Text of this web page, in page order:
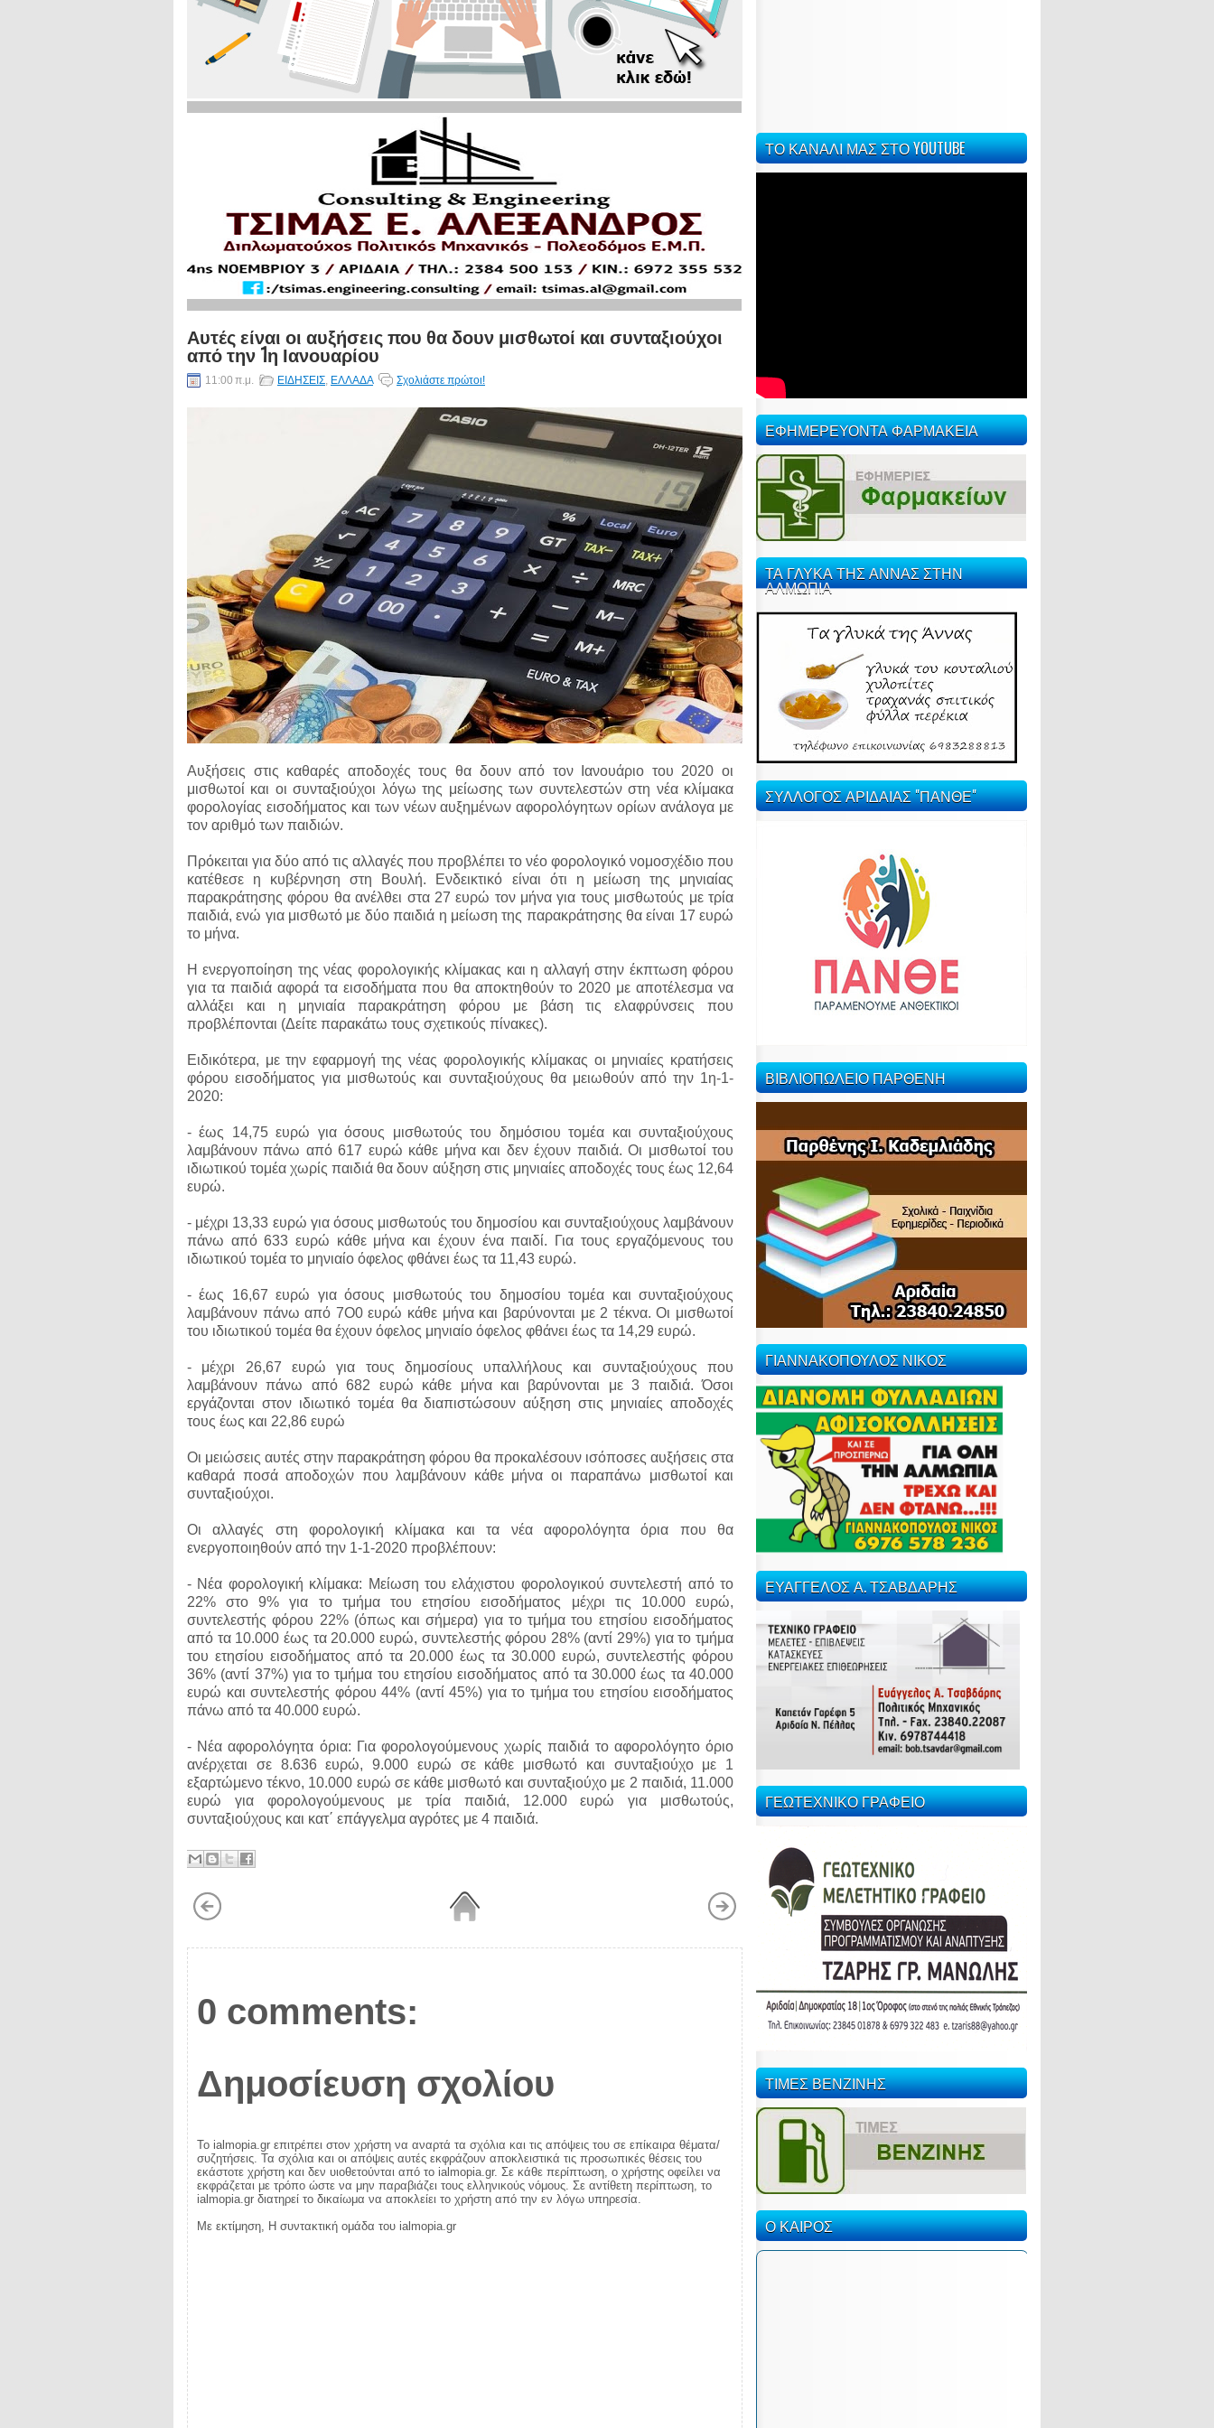
Αυτές είναι οι αυξήσεις που θα δουν μισθωτοί και συνταξιούχοι
από την 1η Ιανουαρίου
11:00 π.μ. ΕΙΔΗΣΕΙΣ, ΕΛΛΑΔΑ Σχολιάστε πρώτοι!
Αυξήσεις στις καθαρές αποδοχές τους θα δουν από τον Ιανουάριο του 2020 οι
μισθωτοί και οι συνταξιούχοι λόγω της μείωσης των συντελεστών στη νέα κλίμακα
φορολογίας εισοδήματος και των νέων αυξημένων αφορολόγητων ορίων ανάλογα με
τον αριθμό των παιδιών.
Πρόκειται για δύο από τις αλλαγές που προβλέπει το νέο φορολογικό νομοσχέδιο που
κατέθεσε η κυβέρνηση στη Βουλή. Ενδεικτικό είναι ότι η μείωση της μηνιαίας
παρακράτησης φόρου θα ανέλθει στα 27 ευρώ τον μήνα για τους μισθωτούς με τρία
παιδιά, ενώ για μισθωτό με δύο παιδιά η μείωση της παρακράτησης θα είναι 17 ευρώ
το μήνα.
Η ενεργοποίηση της νέας φορολογικής κλίμακας και η αλλαγή στην έκπτωση φόρου
για τα παιδιά αφορά τα εισοδήματα που θα αποκτηθούν το 2020 με αποτέλεσμα να
αλλάξει και η μηνιαία παρακράτηση φόρου με βάση τις ελαφρύνσεις που
προβλέπονται (Δείτε παρακάτω τους σχετικούς πίνακες).
Ειδικότερα, με την εφαρμογή της νέας φορολογικής κλίμακας οι μηνιαίες κρατήσεις
φόρου εισοδήματος για μισθωτούς και συνταξιούχους θα μειωθούν από την 1η-1-
2020:
- έως 14,75 ευρώ για όσους μισθωτούς του δημόσιου τομέα και συνταξιούχους
λαμβάνουν πάνω από 617 ευρώ κάθε μήνα και δεν έχουν παιδιά. Οι μισθωτοί του
ιδιωτικού τομέα χωρίς παιδιά θα δουν αύξηση στις μηνιαίες αποδοχές τους έως 12,64
ευρώ.
- μέχρι 13,33 ευρώ για όσους μισθωτούς του δημοσίου και συνταξιούχους λαμβάνουν
πάνω από 633 ευρώ κάθε μήνα και έχουν ένα παιδί. Για τους εργαζόμενους του
ιδιωτικού τομέα το μηνιαίο όφελος φθάνει έως τα 11,43 ευρώ.
- έως 16,67 ευρώ για όσους μισθωτούς του δημοσίου τομέα και συνταξιούχους
λαμβάνουν πάνω από 7Ο0 ευρώ κάθε μήνα και βαρύνονται με 2 τέκνα. Οι μισθωτοί
του ιδιωτικού τομέα θα έχουν όφελος μηνιαίο όφελος φθάνει έως τα 14,29 ευρώ.
- μέχρι 26,67 ευρώ για τους δημοσίους υπαλλήλους και συνταξιούχους που
λαμβάνουν πάνω από 682 ευρώ κάθε μήνα και βαρύνονται με 3 παιδιά. Όσοι
εργάζονται στον ιδιωτικό τομέα θα διαπιστώσουν αύξηση στις μηνιαίες αποδοχές
τους έως και 22,86 ευρώ
Οι μειώσεις αυτές στην παρακράτηση φόρου θα προκαλέσουν ισόποσες αυξήσεις στα
καθαρά ποσά αποδοχών που λαμβάνουν κάθε μήνα οι παραπάνω μισθωτοί και
συνταξιούχοι.
Οι αλλαγές στη φορολογική κλίμακα και τα νέα αφορολόγητα όρια που θα
ενεργοποιηθούν από την 1-1-2020 προβλέπουν:
- Νέα φορολογική κλίμακα: Μείωση του ελάχιστου φορολογικού συντελεστή από το
22% στο 9% για το τμήμα του ετησίου εισοδήματος μέχρι τις 10.000 ευρώ,
συντελεστής φόρου 22% (όπως και σήμερα) για το τμήμα του ετησίου εισοδήματος
από τα 10.000 έως τα 20.000 ευρώ, συντελεστής φόρου 28% (αντί 29%) για το τμήμα
του ετησίου εισοδήματος από τα 20.000 έως τα 30.000 ευρώ, συντελεστής φόρου
36% (αντί 37%) για το τμήμα του ετησίου εισοδήματος από τα 30.000 έως τα 40.000
ευρώ και συντελεστής φόρου 44% (αντί 45%) για το τμήμα του ετησίου εισοδήματος
πάνω από τα 40.000 ευρώ.
- Νέα αφορολόγητα όρια: Για φορολογούμενους χωρίς παιδιά το αφορολόγητο όριο
ανέρχεται σε 8.636 ευρώ, 9.000 ευρώ σε κάθε μισθωτό και συνταξιούχο με 1
εξαρτώμενο τέκνο, 10.000 ευρώ σε κάθε μισθωτό και συνταξιούχο με 2 παιδιά, 11.000
ευρώ για φορολογούμενους με τρία παιδιά, 12.000 ευρώ για μισθωτούς,
συνταξιούχους και κατ΄ επάγγελμα αγρότες με 4 παιδιά.
0 comments:
Δημοσίευση σχολίου
Το ialmopia.gr επιτρέπει στον χρήστη να αναρτά τα σχόλια και τις απόψεις του σε επίκαιρα θέματα/
συζητήσεις. Τα σχόλια και οι απόψεις αυτές εκφράζουν αποκλειστικά τις προσωπικές θέσεις του
εκάστοτε χρήστη και δεν υιοθετούνται από το ialmopia.gr. Σε κάθε περίπτωση, ο χρήστης οφείλει να
εκφράζεται με τρόπο ώστε να μην παραβιάζει τους ελληνικούς νόμους. Σε αντίθετη περίπτωση, το
ialmopia.gr διατηρεί το δικαίωμα να αποκλείει το χρήστη από την εν λόγω υπηρεσία.
Με εκτίμηση, Η συντακτική ομάδα του ialmopia.gr
ΤΟ ΚΑΝΑΛΙ ΜΑΣ ΣΤΟ YOUTUBE
ΕΦΗΜΕΡΕΥΟΝΤΑ ΦΑΡΜΑΚΕΙΑ
ΤΑ ΓΛΥΚΑ ΤΗΣ ΑΝΝΑΣ ΣΤΗΝ
ΑΛΜΩΠΙΑ
ΣΥΛΛΟΓΟΣ ΑΡΙΔΑΙΑΣ "ΠΑΝΘΕ"
ΒΙΒΛΙΟΠΩΛΕΙΟ ΠΑΡΘΕΝΗ
ΓΙΑΝΝΑΚΟΠΟΥΛΟΣ ΝΙΚΟΣ
ΕΥΑΓΓΕΛΟΣ Α. ΤΣΑΒΔΑΡΗΣ
ΓΕΩΤΕΧΝΙΚΟ ΓΡΑΦΕΙΟ
ΤΙΜΕΣ ΒΕΝΖΙΝΗΣ
Ο ΚΑΙΡΟΣ